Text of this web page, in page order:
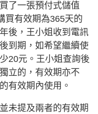
了一張預付式儲值
買有效期為365天的
後，王小姐收到電訊
到期，如希望繼續使
20元。王小姐查詢後
立的，有效期亦不
有效期內使用。
未提及兩者的有效期